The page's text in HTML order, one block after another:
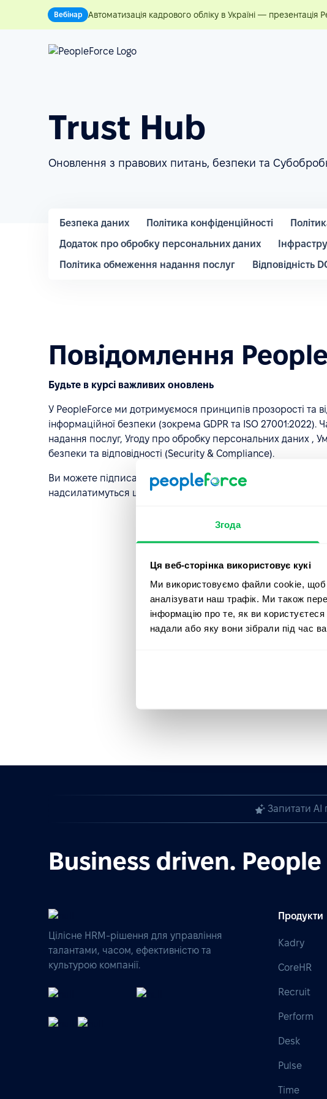
Згода
Ця веб-сторінка використовує кукі
Ми використовуємо файли cookie, щоб
аналізувати наш трафік. Ми також
інформацію про те, як ви
надали або яку вони зібрали під час
Вебінар Автоматизація кадрового обліку в Україні — презентація
Trust Hub
Оновлення з правових питань, безпеки та
Безпека даних Політика конфіденційності
Додаток про обробку персональних даних
Політика обмеження надання послуг
Відповідність
Повідомлення
Будьте в курсі важливих оновлень
У PeopleForce ми дотримуємося принципів прозорості та
інформаційної безпеки (зокрема GDPR та ISO
надання послуг, Угоду про обробку персональних даних ,
безпеки та відповідності (Security & Compliance).
Ви можете підписатися нижче та обрати категорії, які є
надсилатимуться щонайменше за 20 днів до набрання ними
Запитати AI
Business driven.
Цілісне HRM-рішення для управління
талантами, часом, ефективністю та
культурою компанії.
Продукти
Kadry
CoreHR
Recruit
Perform
Desk
Pulse
Time